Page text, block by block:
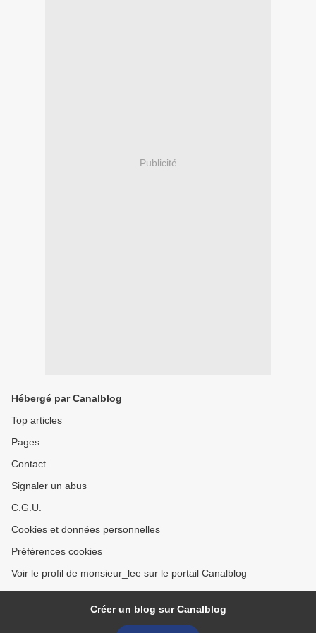
Publicité
Hébergé par Canalblog
Top articles
Pages
Contact
Signaler un abus
C.G.U.
Cookies et données personnelles
Préférences cookies
Voir le profil de monsieur_lee sur le portail Canalblog
Créer un blog sur Canalblog